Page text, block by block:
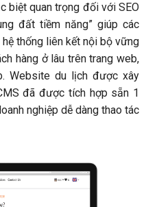
biệt quan trọng đối với SEO
đất tiềm năng” giúp các
thống liên kết nội bộ vững
hàng ở lâu trên trang web,
Website du lịch được xây
đã được tích hợp sẵn 1
nghiệp dễ dàng thao tác